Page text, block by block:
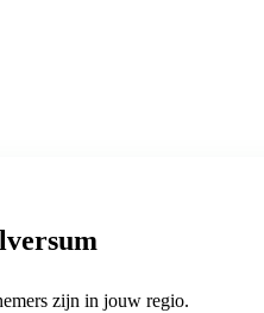
zijn in jouw regio.